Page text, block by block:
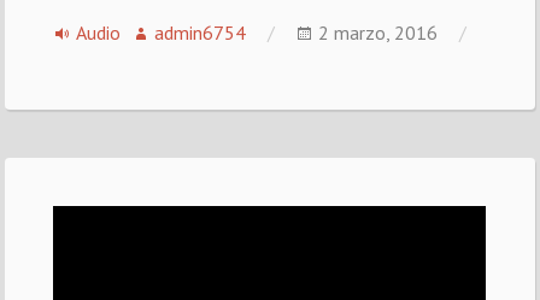
Audio admin6754 2 marzo, 2016